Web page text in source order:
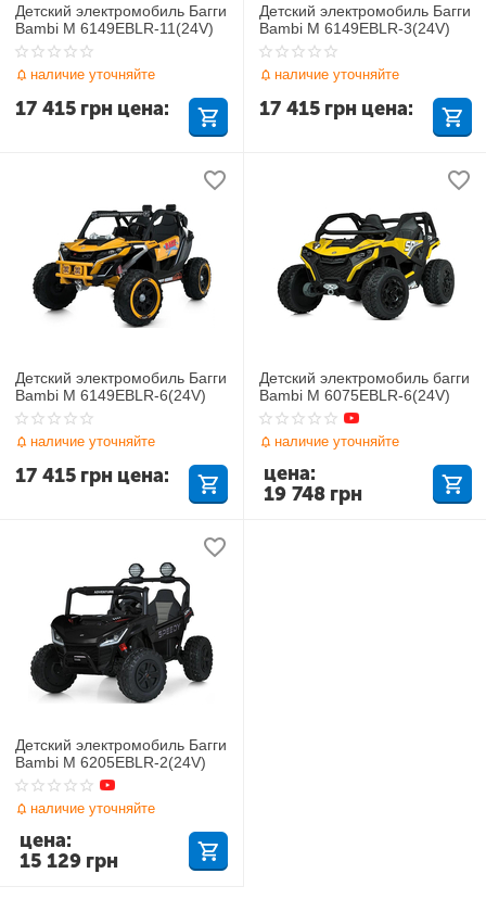
Детский электромобиль Багги
Bambi M 6149EBLR-11(24V)
наличие уточняйте
17 415 грн цена:
Детский электромобиль Багги
Bambi M 6149EBLR-3(24V)
наличие уточняйте
17 415 грн цена:
Детский электромобиль Багги
Bambi M 6149EBLR-6(24V)
наличие уточняйте
17 415 грн цена:
Детский электромобиль багги
Bambi M 6075EBLR-6(24V)
наличие уточняйте
19 748 грн
цена:
Детский электромобиль Багги
Bambi M 6205EBLR-2(24V)
наличие уточняйте
15 129 грн
цена: